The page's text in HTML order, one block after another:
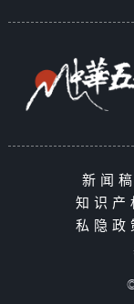
新闻
知识产
私隐政